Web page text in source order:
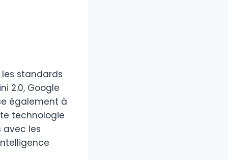
les standards
2.0, Google
également à
technologie
avec les